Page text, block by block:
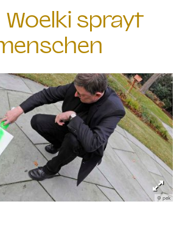
Woelki sprayt
© pek